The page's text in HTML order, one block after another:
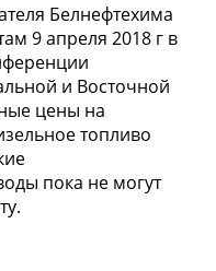
Белнефтехима
9 апреля 2018 г в
и Восточной
цены на
топливо
пока не могут